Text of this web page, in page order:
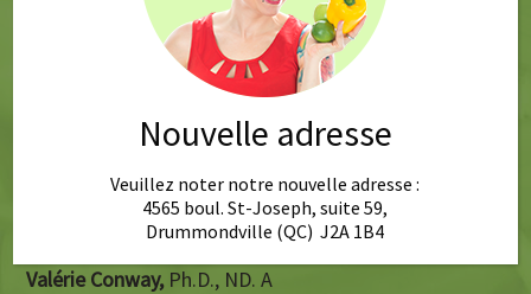
Valérie Conway,Ph.D., ND. A
Nouvelle adresse
Veuillez noter notre nouvelle adresse :
4565 boul. St-Joseph, suite 59,
Drummondville (QC) J2A 1B4